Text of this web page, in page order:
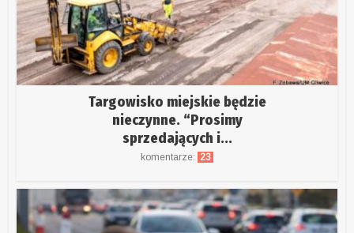
Targowisko miejskie będzie
nieczynne. “Prosimy
sprzedających i...
komentarze: 23